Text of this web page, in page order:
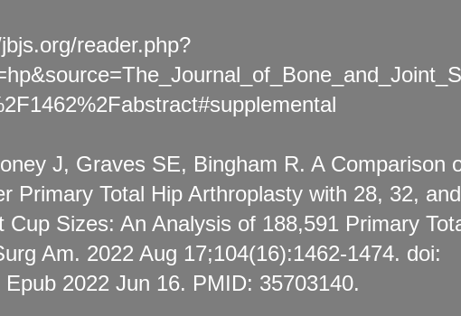
reader.php?
J, Graves SE, Bingham R. A Comparison
Primary Total Hip Arthroplasty with 28, 32, and
Sizes: An Analysis of 188,591 Primary
Am. 2022 Aug 17;104(16):1462-1474. doi:
2022 Jun 16. PMID: 35703140.